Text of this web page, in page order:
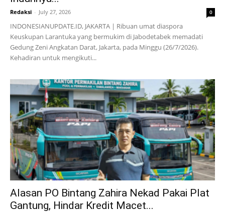
Redaksi - July 27, 2026 0
INDONESIANUPDATE.ID, JAKARTA | Ribuan umat diaspora
Keuskupan Larantuka yang bermukim di Jabodetabek memadati
Gedung Zeni Angkatan Darat, Jakarta, pada Minggu (26/7/2026).
Kehadiran untuk mengikuti...
Alasan PO Bintang Zahira Nekad Pakai Plat
Gantung, Hindar Kredit Macet...